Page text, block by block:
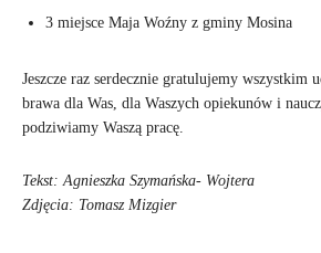
3 miejsce Maja Woźny z gminy Mosina
Jeszcze raz serdecznie gratulujemy wszystkim
brawa dla Was, dla Waszych opiekunów i
podziwiamy Waszą pracę.
Tekst: Agnieszka Szymańska- Wojtera
Zdjęcia: Tomasz Mizgier